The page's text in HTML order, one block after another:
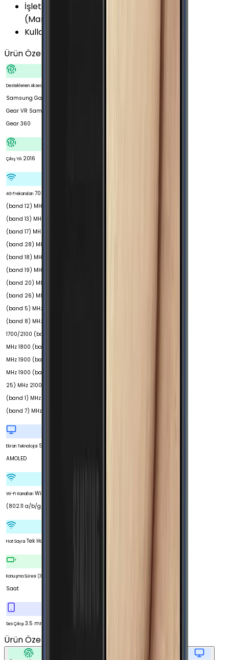
İşletim Sistemi Versiyonu
(Marshmallow)
Kullanıcı Arayüzü
Ürün Özellikleri
Desteklenen Aksesuarlar
Samsung Galaxy
Gear VR Samsung
Gear 360
Çıkış Yılı 2016
4G Frekansları 700
(band 12) MHz 700
(band 13) MHz 700
(band 17) MHz 700
(band 28) MHz 800
(band 18) MHz 800
(band 19) MHz 800
(band 20) MHz 850
(band 26) MHz 850
(band 5) MHz 900
(band 8) MHz
1700/2100 (band 4)
MHz 1800 (band 3)
MHz 1900 (band 2)
MHz 1900 (band
25) MHz 2100
(band 1) MHz 2600
(band 7) MHz
Ekran Teknolojisi Super
AMOLED
Wi-Fi Kanalları Wi-Fi 5
(802.11 a/b/g/n/ac)
Hat Sayısı Tek Hat
Konuşma Süresi (3G)
Saat
Ses Çıkışı 3.5 mm
Ürün Özellikleri